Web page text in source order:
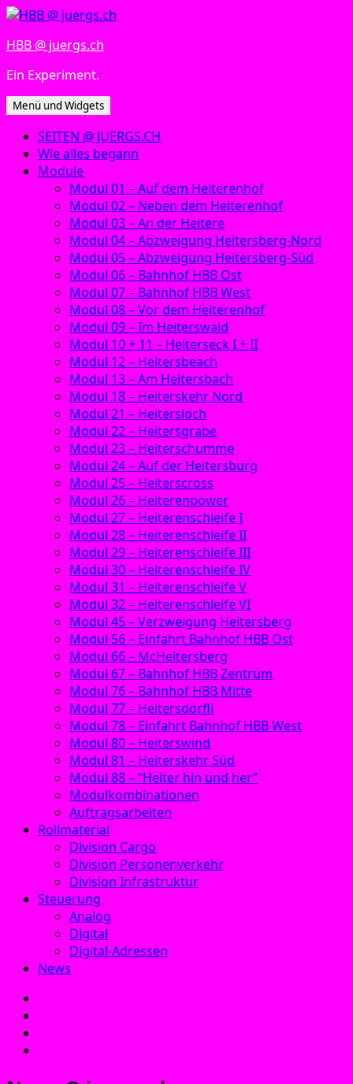
Zum
springen
HBB @ juergs.ch
Ein Experiment.
Menü und Widgets
SEITEN @ JUERGS.CH
Wie alles begann
Module
Modul 01 – Auf dem Heiterenhof
Modul 02 – Neben dem Heiterenhof
Modul 03 – An der Heitere
Modul 04 – Abzweigung Heitersberg-Nord
Modul 05 – Abzweigung Heitersberg-Süd
Modul 06 – Bahnhof HBB Ost
Modul 07 – Bahnhof HBB West
Modul 08 – Vor dem Heiterenhof
Modul 09 – Im Heiterswald
Modul 10 + 11 – Heiterseck I + II
Modul 12 – Heitersbeach
Modul 13 – Am Heitersbach
Modul 18 – Heiterskehr Nord
Modul 21 – Heitersloch
Modul 22 – Heitersgrabe
Modul 23 – Heiterschumme
Modul 24 – Auf der Heitersburg
Modul 25 – Heiterscross
Modul 26 – Heiterenpower
Modul 27 – Heiterenschleife I
Modul 28 – Heiterenschleife II
Modul 29 – Heiterenschleife III
Modul 30 – Heiterenschleife IV
Modul 31 – Heiterenschleife V
Modul 32 – Heiterenschleife VI
Modul 45 – Verzweigung Heitersberg
Modul 56 – Einfahrt Bahnhof HBB Ost
Modul 66 – McHeitersberg
Modul 67 – Bahnhof HBB Zentrum
Modul 76 – Bahnhof HBB Mitte
Modul 77 – Heitersdörfli
Modul 78 – Einfahrt Bahnhof HBB West
Modul 80 – Heiterswind
Modul 81 – Heiterskehr Süd
Modul 88 – “Heiter hin und her”
Modulkombinationen
Auftragsarbeiten
Rollmaterial
Division Cargo
Division Personenverkehr
Division Infrastruktur
Steuerung
Analog
Digital
Digital-Adressen
News